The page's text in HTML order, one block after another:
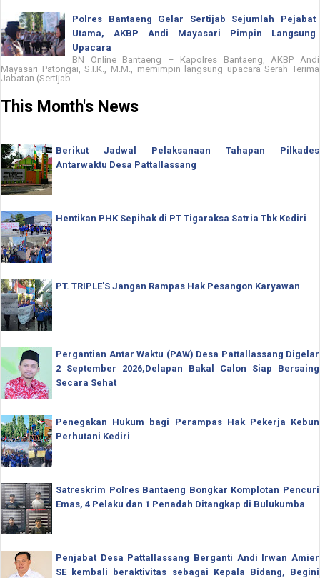
Polres Bantaeng Gelar Sertijab Sejumlah Pejabat
Utama, AKBP Andi Mayasari Pimpin Langsung
Upacara
BN Online Bantaeng – Kapolres Bantaeng, AKBP Andi
Mayasari Patongai, S.I.K., M.M., memimpin langsung upacara Serah Terima
Jabatan (Sertijab...
This Month's News
Berikut Jadwal Pelaksanaan Tahapan Pilkades
Antarwaktu Desa Pattallassang
Hentikan PHK Sepihak di PT Tigaraksa Satria Tbk Kediri
PT. TRIPLE'S Jangan Rampas Hak Pesangon Karyawan
Pergantian Antar Waktu (PAW) Desa Pattallassang Digelar
2 September 2026,Delapan Bakal Calon Siap Bersaing
Secara Sehat
Penegakan Hukum bagi Perampas Hak Pekerja Kebun
Perhutani Kediri
Satreskrim Polres Bantaeng Bongkar Komplotan Pencuri
Emas, 4 Pelaku dan 1 Penadah Ditangkap di Bulukumba
Penjabat Desa Pattallassang Berganti Andi Irwan Amier
SE kembali beraktivitas sebagai Kepala Bidang, Begini